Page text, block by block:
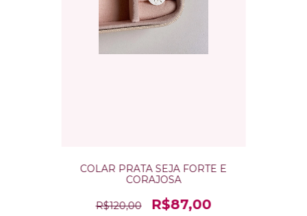
COLAR PRATA SEJA FORTE E
CORAJOSA
R$120,00 R$87,00